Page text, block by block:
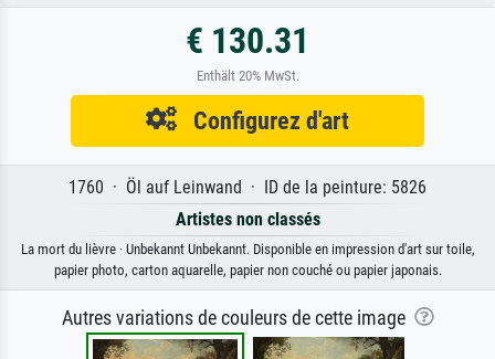
€ 130.31
Enthält 20% MwSt.
Configurez d'art
1760 · Öl auf Leinwand · ID de la peinture: 5826
Artistes non classés
La mort du lièvre · Unbekannt Unbekannt. Disponible en impression d'art sur toile,
papier photo, carton aquarelle, papier non couché ou papier japonais.
Autres variations de couleurs de cette image